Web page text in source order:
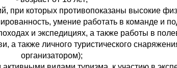
при которых противопоказаны высокие
умение работать в команде и
и экспедициях, а также работы в
а также личного туристического
организатором);